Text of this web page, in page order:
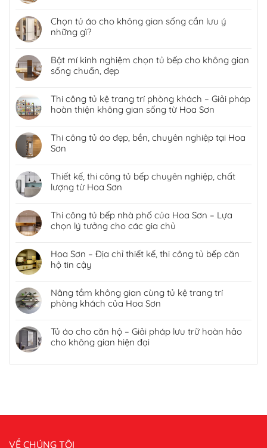
Chọn tủ áo cho không gian sống cần lưu ý
những gì?
Bật mí kinh nghiệm chọn tủ bếp cho không gian
sống chuẩn, đẹp
Thi công tủ kệ trang trí phòng khách – Giải pháp
hoàn thiện không gian sống từ Hoa Sơn
Thi công tủ áo đẹp, bền, chuyên nghiệp tại Hoa
Sơn
Thiết kế, thi công tủ bếp chuyên nghiệp, chất
lượng từ Hoa Sơn
Thi công tủ bếp nhà phố của Hoa Sơn – Lựa
chọn lý tưởng cho các gia chủ
Hoa Sơn – Địa chỉ thiết kế, thi công tủ bếp căn
hộ tin cậy
Nâng tầm không gian cùng tủ kệ trang trí
phòng khách của Hoa Sơn
Tủ áo cho căn hộ – Giải pháp lưu trữ hoàn hảo
cho không gian hiện đại
VỀ CHÚNG TÔI